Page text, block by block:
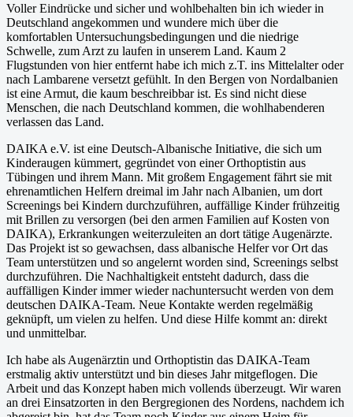
Voller Eindrücke und sicher und wohlbehalten bin ich wieder in
Deutschland angekommen und wundere mich über die
komfortablen Untersuchungsbedingungen und die niedrige
Schwelle, zum Arzt zu laufen in unserem Land. Kaum 2
Flugstunden von hier entfernt habe ich mich z.T. ins Mittelalter oder
nach Lambarene versetzt gefühlt. In den Bergen von Nordalbanien
ist eine Armut, die kaum beschreibbar ist. Es sind nicht diese
Menschen, die nach Deutschland kommen, die wohlhabenderen
verlassen das Land.
DAIKA e.V. ist eine Deutsch-Albanische Initiative, die sich um
Kinderaugen kümmert, gegründet von einer Orthoptistin aus
Tübingen und ihrem Mann. Mit großem Engagement fährt sie mit
ehrenamtlichen Helfern dreimal im Jahr nach Albanien, um dort
Screenings bei Kindern durchzuführen, auffällige Kinder frühzeitig
mit Brillen zu versorgen (bei den armen Familien auf Kosten von
DAIKA), Erkrankungen weiterzuleiten an dort tätige Augenärzte.
Das Projekt ist so gewachsen, dass albanische Helfer vor Ort das
Team unterstützen und so angelernt worden sind, Screenings selbst
durchzuführen. Die Nachhaltigkeit entsteht dadurch, dass die
auffälligen Kinder immer wieder nachuntersucht werden von dem
deutschen DAIKA-Team. Neue Kontakte werden regelmäßig
geknüpft, um vielen zu helfen. Und diese Hilfe kommt an: direkt
und unmittelbar.
Ich habe als Augenärztin und Orthoptistin das DAIKA-Team
erstmalig aktiv unterstützt und bin dieses Jahr mitgeflogen. Die
Arbeit und das Konzept haben mich vollends überzeugt. Wir waren
an drei Einsatzorten in den Bergregionen des Nordens, nachdem ich